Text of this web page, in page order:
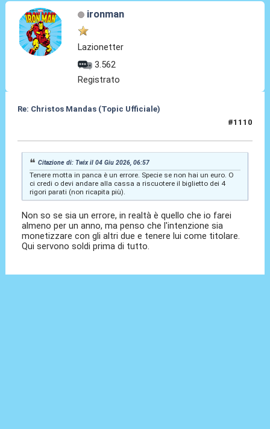
ironman
Lazionetter
3.562
Registrato
Re: Christos Mandas (Topic Ufficiale)
#1110
Citazione di: Twix il 04 Giu 2026, 06:57
Tenere motta in panca è un errore. Specie se non hai un euro. O
ci credi o devi andare alla cassa a riscuotere il biglietto dei 4
rigori parati (non ricapita più).
Non so se sia un errore, in realtà è quello che io farei
almeno per un anno, ma penso che l'intenzione sia
monetizzare con gli altri due e tenere lui come titolare.
Qui servono soldi prima di tutto.